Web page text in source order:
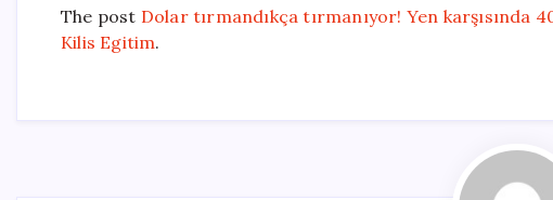
The post Dolar tırmandıkça tırmanıyor! Yen karşısında
Kilis Egitim.